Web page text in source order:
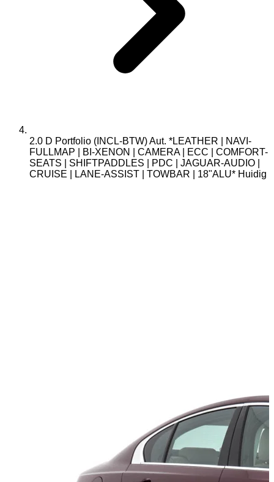
2.0 D Portfolio (INCL-BTW) Aut. *LEATHER | NAVI-
FULLMAP | BI-XENON | CAMERA | ECC | COMFORT-
SEATS | SHIFTPADDLES | PDC | JAGUAR-AUDIO |
CRUISE | LANE-ASSIST | TOWBAR | 18"ALU* Huidig